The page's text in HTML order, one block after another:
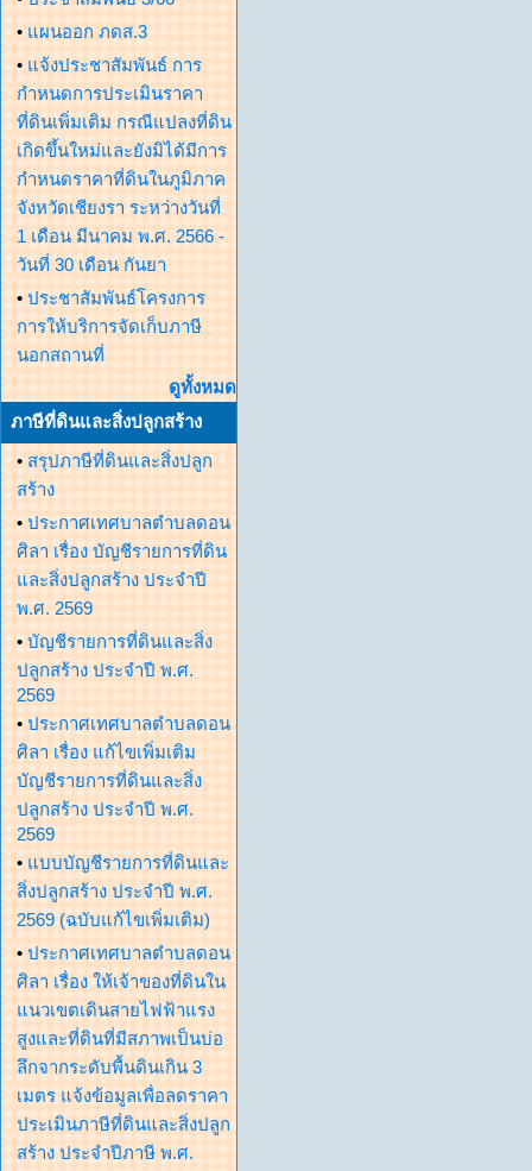
• แผนออก ภดส.3
• แจ้งประชาสัมพันธ์ การ
กำหนดการประเมินราคา
ที่ดินเพิ่มเติม กรณีแปลงที่ดิน
เกิดขึ้นใหม่และยังมิได้มีการ
กำหนดราคาที่ดินในภูมิภาค
จังหวัดเชียงรา ระหว่างวันที่
1 เดือน มีนาคม พ.ศ. 2566 -
วันที่ 30 เดือน กันยา
• ประชาสัมพันธ์โครงการ
การให้บริการจัดเก็บภาษี
นอกสถานที่
ดูทั้งหมด
ภาษีที่ดินและสิ่งปลูกสร้าง
• สรุปภาษีที่ดินและสิ่งปลูก
สร้าง
• ประกาศเทศบาลตำบลดอน
ศิลา เรื่อง บัญชีรายการที่ดิน
และสิ่งปลูกสร้าง ประจำปี
พ.ศ. 2569
• บัญชีรายการที่ดินและสิ่ง
ปลูกสร้าง ประจำปี พ.ศ.
2569
• ประกาศเทศบาลตำบลดอน
ศิลา เรื่อง แก้ไขเพิ่มเติม
บัญชีรายการที่ดินและสิ่ง
ปลูกสร้าง ประจำปี พ.ศ.
2569
• แบบบัญชีรายการที่ดินและ
สิ่งปลูกสร้าง ประจำปี พ.ศ.
2569 (ฉบับแก้ไขเพิ่มเติม)
• ประกาศเทศบาลตำบลดอน
ศิลา เรื่อง ให้เจ้าของที่ดินใน
แนวเขตเดินสายไฟฟ้าแรง
สูงและที่ดินที่มีสภาพเป็นบ่อ
ลึกจากระดับพื้นดินเกิน 3
เมตร แจ้งข้อมูลเพื่อลดราคา
ประเมินภาษีที่ดินและสิ่งปลูก
สร้าง ประจำปีภาษี พ.ศ.